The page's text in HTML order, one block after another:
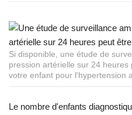
Si disponible, une étude de
pression artérielle sur 24
votre enfant pour l'hypertension
Le nombre d'enfants